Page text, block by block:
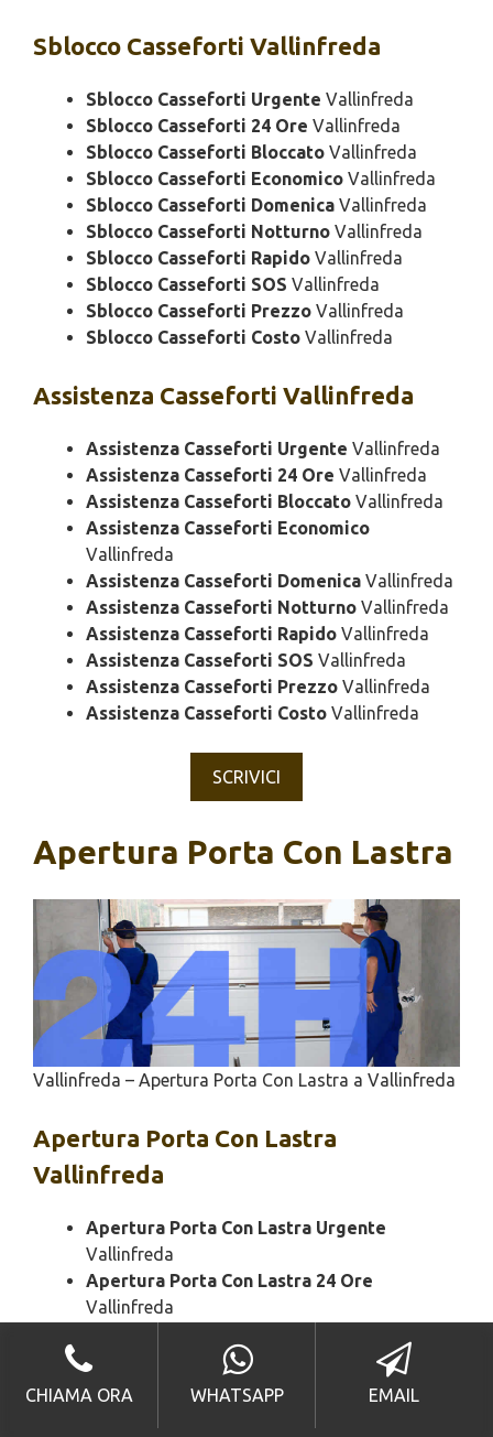
Sblocco Casseforti Vallinfreda
Sblocco Casseforti Urgente Vallinfreda
Sblocco Casseforti 24 Ore Vallinfreda
Sblocco Casseforti Bloccato Vallinfreda
Sblocco Casseforti Economico Vallinfreda
Sblocco Casseforti Domenica Vallinfreda
Sblocco Casseforti Notturno Vallinfreda
Sblocco Casseforti Rapido Vallinfreda
Sblocco Casseforti SOS Vallinfreda
Sblocco Casseforti Prezzo Vallinfreda
Sblocco Casseforti Costo Vallinfreda
Assistenza Casseforti Vallinfreda
Assistenza Casseforti Urgente Vallinfreda
Assistenza Casseforti 24 Ore Vallinfreda
Assistenza Casseforti Bloccato Vallinfreda
Assistenza Casseforti Economico
Vallinfreda
Assistenza Casseforti Domenica Vallinfreda
Assistenza Casseforti Notturno Vallinfreda
Assistenza Casseforti Rapido Vallinfreda
Assistenza Casseforti SOS Vallinfreda
Assistenza Casseforti Prezzo Vallinfreda
Assistenza Casseforti Costo Vallinfreda
SCRIVICI
Apertura Porta Con Lastra
Vallinfreda – Apertura Porta Con Lastra a Vallinfreda
Apertura Porta Con Lastra
Vallinfreda
Apertura Porta Con Lastra Urgente
Vallinfreda
Apertura Porta Con Lastra 24 Ore
Vallinfreda
Vallinfreda
Apertura Porta Con Lastra Economico
CHIAMA ORA WHATSAPP EMAIL